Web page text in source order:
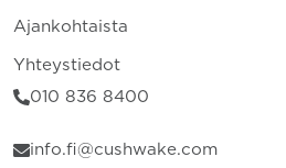
Ajankohtaista
Yhteystiedot
010 836 8400
info.fi@cushwake.com